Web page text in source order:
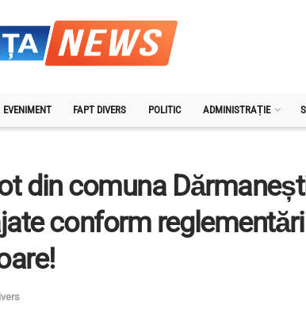
EVENIMENT FAPT DIVERS POLITIC ADMINISTRAȚIE
din comuna
conform